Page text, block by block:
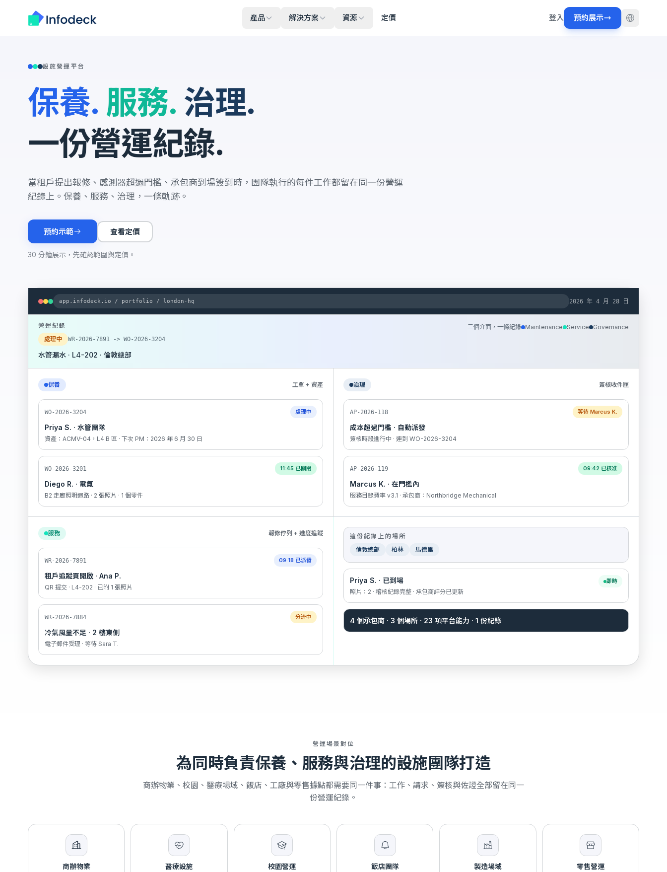
產品 解決方案 資源 定價 登入 預約展示
設施營運平台
保養. 服務. 治理.
一份營運紀錄.
當租戶提出報修、感測器超過門檻、承包商到場簽到時，團隊執行的每件工作都留在同一份營運
紀錄上。保養、服務、治理，一條軌跡。
預約示範 查看定價
30 分鐘展示，先確認範圍與定價。
app.infodeck.io / portfolio / london-hq 2026 年 4 月 28 日
營運紀錄
處理中
WR-2026-7891 -> WO-2026-3204
水管漏水 · L4-202 · 倫敦總部
三個介面，一條紀錄 Maintenance Service Governance
保養 工單 + 資產
WO-2026-3204 處理中
Priya S. · 水管團隊
資產：ACMV-04，L4 B 區 · 下次 PM：2026 年 6 月 30 日
WO-2026-3201 11:45 已關閉
Diego R. · 電氣
B2 走廊照明迴路 · 2 張照片 · 1 個零件
治理 簽核收件匣
AP-2026-118 等待 Marcus K.
成本超過門檻 · 自動派發
簽核時段進行中 · 連到 WO-2026-3204
AP-2026-119 09:42 已核准
Marcus K. · 在門檻內
服務目錄費率 v3.1 · 承包商：Northbridge Mechanical
服務 報修佇列 + 進度追蹤
WR-2026-7891 09:18 已派發
租戶追蹤頁開啟 · Ana P.
QR 提交 · L4-202 · 已附 1 張照片
WR-2026-7884 分流中
冷氣風量不足 · 2 樓東側
電子郵件受理 · 等待 Sara T.
這份紀錄上的場所
倫敦總部
柏林 馬德里
Priya S. · 已到場
照片：2 · 稽核紀錄完整 · 承包商評分已更新
即時
4 個承包商 · 3 個場所 · 23 項平台能力 · 1 份紀錄
營運場景對位
為同時負責保養、服務與治理的設施團隊打造
商辦物業、校園、醫療場域、飯店、工廠與零售據點都需要同一件事：工作、請求、簽核與佐證全部留在同一
份營運紀錄。
商辦物業 醫療設施 校園營運 飯店團隊 製造場域 零售營運